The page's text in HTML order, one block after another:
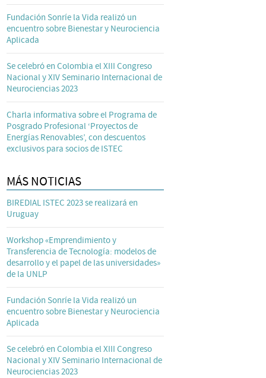
Fundación Sonríe la Vida realizó un
encuentro sobre Bienestar y Neurociencia
Aplicada
Se celebró en Colombia el XIII Congreso
Nacional y XIV Seminario Internacional de
Neurociencias 2023
Charla informativa sobre el Programa de
Posgrado Profesional ‘Proyectos de
Energías Renovables’, con descuentos
exclusivos para socios de ISTEC
MÁS NOTICIAS
BIREDIAL ISTEC 2023 se realizará en
Uruguay
Workshop «Emprendimiento y
Transferencia de Tecnología: modelos de
desarrollo y el papel de las universidades»
de la UNLP
Fundación Sonríe la Vida realizó un
encuentro sobre Bienestar y Neurociencia
Aplicada
Se celebró en Colombia el XIII Congreso
Nacional y XIV Seminario Internacional de
Neurociencias 2023